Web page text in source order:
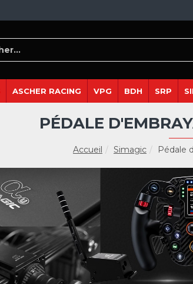
ASCHER RACING VPG BDH SRP
Accueil Simagic Pédale
PÉDALE